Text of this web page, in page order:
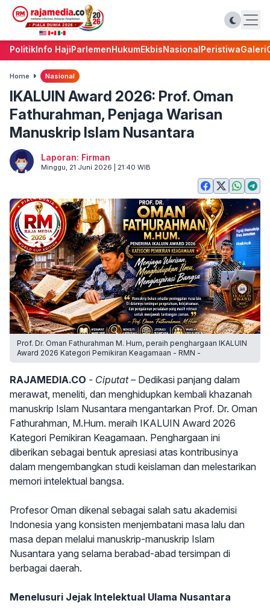
PolitikInfo HajiParlemenHukumEkbisNasionalPeristiwaGaleri
Home Nasional
IKALUIN Award 2026: Prof. Oman
Fathurahman, Penjaga Warisan
Manuskrip Islam Nusantara
Laporan: Firman
Minggu, 21 Juni 2026 | 21:40 WIB
Prof. Dr. Oman Fathurahman M. Hum, peraih penghargaan IKALUIN
Award 2026 Kategori Pemikiran Keagamaan - RMN -
RAJAMEDIA.CO - Ciputat –Dedikasi panjang dalam
merawat, meneliti, dan menghidupkan kembali khazanah
manuskrip Islam Nusantara mengantarkan Prof. Dr. Oman
Fathurahman, M.Hum. meraih IKALUIN Award 2026
Kategori Pemikiran Keagamaan. Penghargaan ini
diberikan sebagai bentuk apresiasi atas kontribusinya
dalam mengembangkan studi keislaman dan melestarikan
memori intelektual bangsa.
Profesor Oman dikenal sebagai salah satu akademisi
Indonesia yang konsisten menjembatani masa lalu dan
masa depan melalui manuskrip-manuskrip Islam
Nusantara yang selama berabad-abad tersimpan di
berbagai daerah.
Menelusuri Jejak Intelektual Ulama Nusantara